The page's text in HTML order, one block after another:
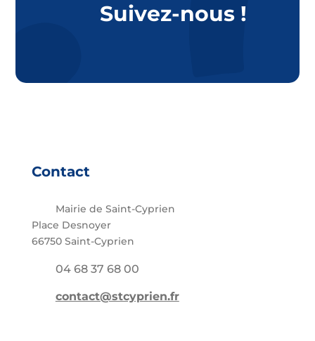
Suivez-nous !
Contact
Mairie de Saint-Cyprien
Place Desnoyer
66750 Saint-Cyprien
04 68 37 68 00
contact@stcyprien.fr